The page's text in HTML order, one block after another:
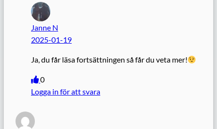
Janne N
2025-01-19
Ja, du får läsa fortsättningen så får du veta mer!
0
Logga in för att svara